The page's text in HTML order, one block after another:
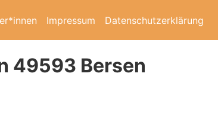
Impressum Datenschutzerklärung
49593 Bersen